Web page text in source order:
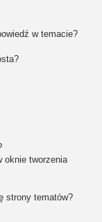
w temacie?
oknie tworzenia
strony tematów?